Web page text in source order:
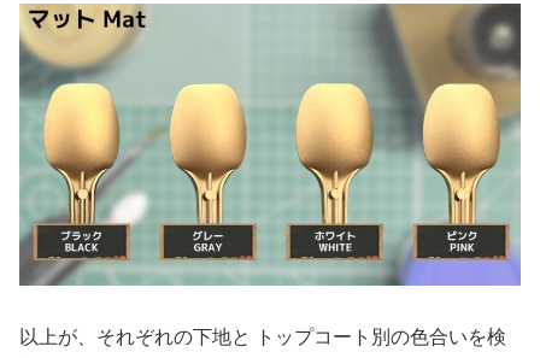
以上が、それぞれの下地と トップコート別の色合いを検